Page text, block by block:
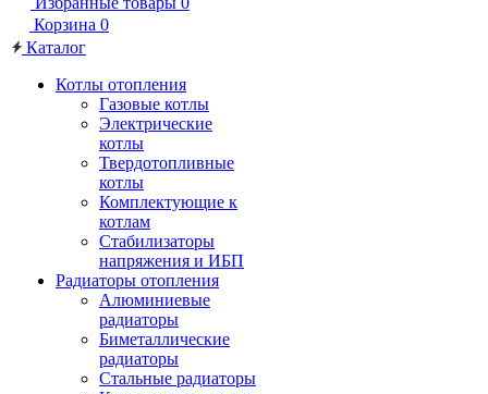
Корзина 0
Каталог
Котлы отопления
Газовые котлы
Электрические
котлы
Твердотопливные
котлы
Комплектующие к
котлам
Стабилизаторы
напряжения и ИБП
Радиаторы отопления
Алюминиевые
радиаторы
Биметаллические
радиаторы
Стальные радиаторы